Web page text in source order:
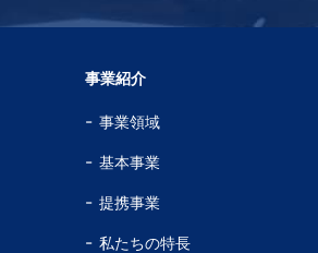
事業紹介
事業領域
基本事業
提携事業
私たちの特長